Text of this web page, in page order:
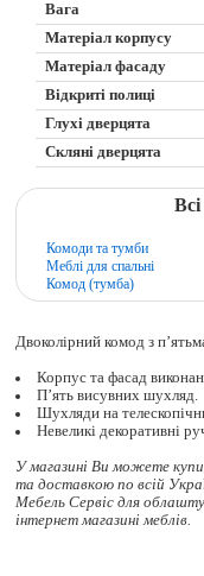
Вага
Матеріал корпусу
Матеріал фасаду
Відкриті полиці
Глухі дверцята
Скляні дверцята
Комоди та тумби
Меблі для спальні
Комод (тумба)
Двоколірний комод з
Корпус та фасад
П’ять висувних шухляд.
Шухляди на
Невеликі декоративні
У магазині Ви можете
та доставкою по всій
Мебель Сервіс для
інтернет магазині меблів.